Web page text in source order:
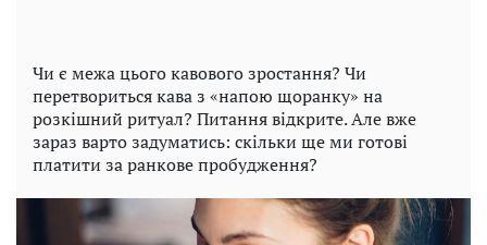
Чи є межа цього кавового зростання? Чи
перетвориться кава з «напою щоранку» на
розкішний ритуал? Питання відкрите. Але вже
зараз варто задуматись: скільки ще ми готові
платити за ранкове пробудження?